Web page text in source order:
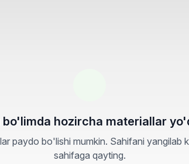
bo'limda hozircha materiallar
paydo bo'lishi mumkin. Sahifani yangilab
sahifaga qayting.